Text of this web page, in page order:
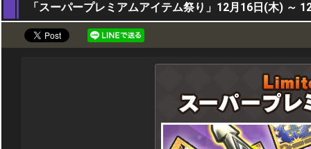
「スーパープレミアムアイテム祭り」12月16日(木) ～